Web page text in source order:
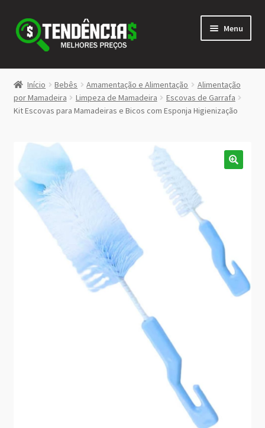
Pular
para
navegação
Pular
para
conteúdo
Menu
LOJA
<>
menu
Início Bebês Amamentação e Alimentação
Alimentação
por Mamadeira
Limpeza de Mamadeira
Escovas de Garrafa
Kit Escovas para Mamadeiras e Bicos com Esponja Higienização